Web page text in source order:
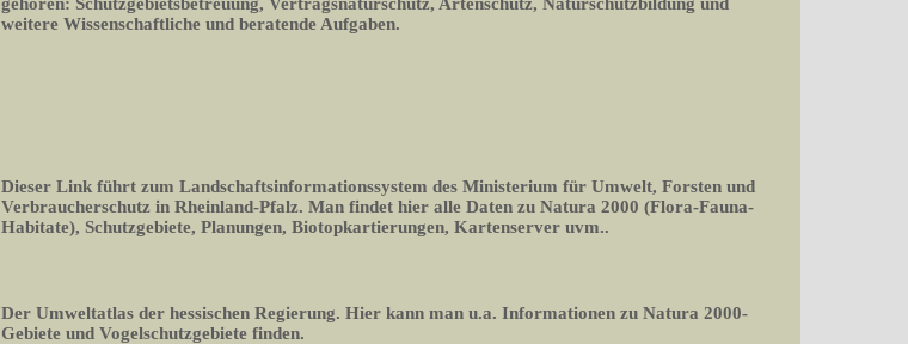
weitere Wissenschaftliche und beratende Aufgaben.
Dieser Link führt zum Landschaftsinformationssystem des Ministerium für Umwelt, Forsten und
Verbraucherschutz in Rheinland-Pfalz. Man findet hier alle Daten zu Natura 2000 (Flora-Fauna-
Habitate), Schutzgebiete, Planungen, Biotopkartierungen, Kartenserver uvm..
Der Umweltatlas der hessischen Regierung. Hier kann man u.a. Informationen zu Natura 2000-
Gebiete und Vogelschutzgebiete finden.